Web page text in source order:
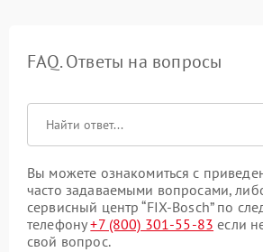
FAQ. Ответы на вопросы
Вы можете ознакомиться с
часто задаваемыми вопросами,
сервисный центр “FIX-Bosch” по
телефону+7 (800) 301-55-83 если
свой вопрос.